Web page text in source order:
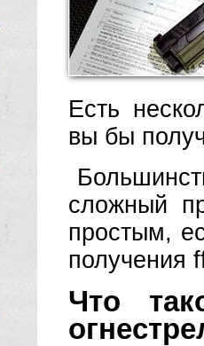
Есть
вы бы
сложный
простым,
получения
Что